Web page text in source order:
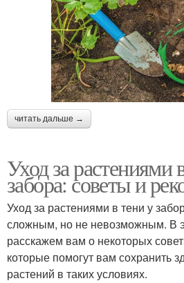
читать дальше →
Уход за растениями
забора: советы и
Уход за растениями в тени у
сложным, но не невозможным. В
расскажем вам о некоторых
которые помогут вам сохранить
растений в таких условиях.